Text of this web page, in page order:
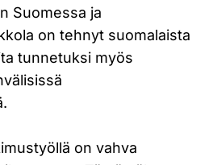
Suomessa ja
on tehnyt suomalaista
tunnetuksi myös
on vahva